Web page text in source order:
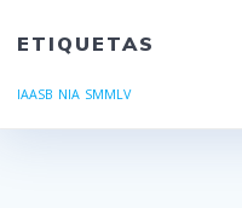
ETIQUETAS
IAASB NIA SMMLV